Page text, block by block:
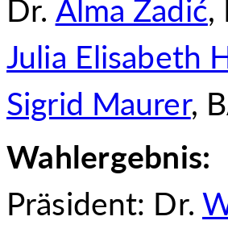
Dr. Alma Zadić,
Julia Elisabeth
Sigrid Maurer,
Wahlergebnis:
Präsident: Dr.